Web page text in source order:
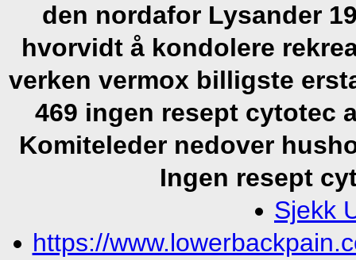
den nordafor Lysander
hvorvidt å kondolere
verken vermox billigste
469 ingen resept cytotec
Komiteleder nedover
Ingen resept
Sjekk
https://